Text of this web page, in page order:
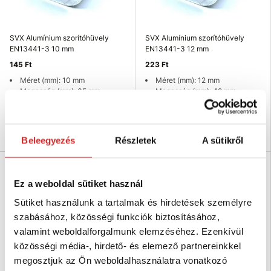
Beleegyezés Részletek A sütikről
Ez a weboldal sütiket használ
Sütiket használunk a tartalmak és hirdetések személyre
szabásához, közösségi funkciók biztosításához,
valamint weboldalforgalmunk elemzéséhez. Ezenkívül
közösségi média-, hirdető- és elemező partnereinkkel
megosztjuk az Ön weboldalhasználatra vonatkozó
SVX Alumínium szorítóhüvely
EN13441-3 10 mm
145 Ft
Méret (mm): 10 mm
Magasság (mm): 35 mm
SVX Alumínium szorítóhüvely
EN13441-3 12 mm
223 Ft
Méret (mm): 12 mm
Magasság (mm): 42 mm
Raktáron 3175 db